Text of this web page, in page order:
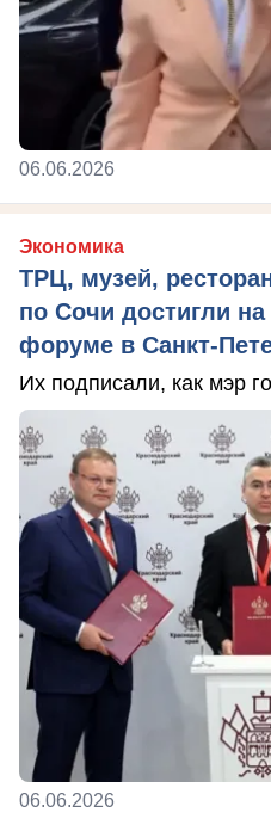
06.06.2026
Экономика
ТРЦ, музей,
по Сочи достигли
форуме в Санкт-
Их подписали, как мэр
06.06.2026